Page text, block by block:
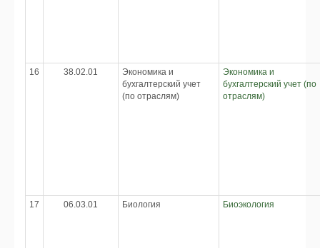
16 38.02.01
Экономика и
бухгалтерский учет
(по отраслям)
Экономика и
бухгалтерский учет (по
отраслям)
17 06.03.01 Биология Биоэкология